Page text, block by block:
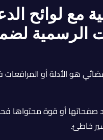
مع لوائح
الرسمية
هو الأدلة أو
صفحاتها أو قوة
خاطئ.